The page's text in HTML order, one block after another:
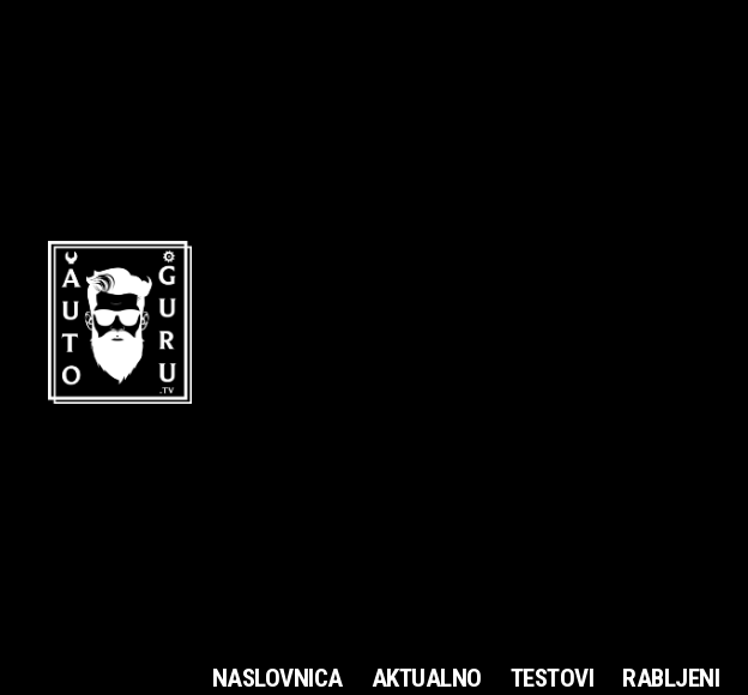
NASLOVNICA AKTUALNO TESTOVI RABLJENI